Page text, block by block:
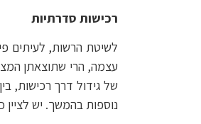
רכישות סדרתיות
לשיטת הרשות, לעיתים
עצמה, הרי שתוצאתן
של גידול דרך רכישות,
נוספות בהמשך. יש